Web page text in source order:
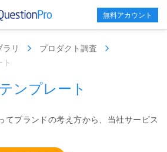
無料アカウント
リ
プロダクト調査
ンプレート
てブランドの考え方から、当社サービス